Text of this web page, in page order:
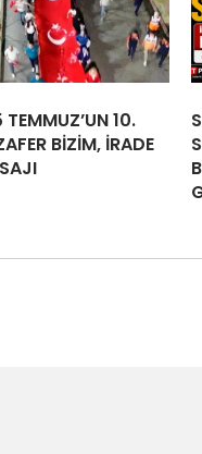
TEMMUZ’UN 10.
BİZİM, İRADE